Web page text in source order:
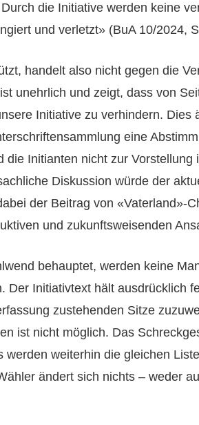
die Initiative werden keine
und verletzt» (BuA 10/2024,
handelt also nicht gegen die
unehrlich und zeigt, dass von
Initiative zu verhindern. Dies
eine
die Initianten nicht zur Vorstellung
Diskussion würde der
der Beitrag von «Vaterland»-
und zukunftsweisenden
behauptet, werden keine
Der Initiativtext hält ausdrücklich
zustehenden Sitze
ist nicht möglich. Das
werden weiterhin die gleichen
ändert sich nichts – weder